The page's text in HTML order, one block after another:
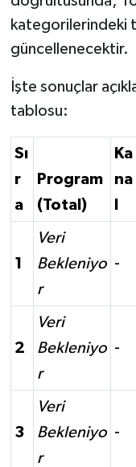
kategorilerindeki
güncellenecektir.
İşte sonuçlar
tablosu:
Sı
r
a
Program
(Total)
Ka
na
1
Veri
Bekleniyo
r
-
2
Veri
Bekleniyo
r
-
3
Veri
Bekleniyo
r
-